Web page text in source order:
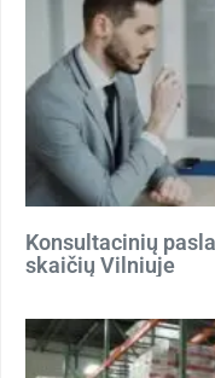
Konsultacinių
skaičių Vilniuje